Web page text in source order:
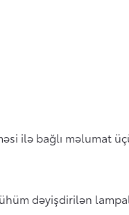
ilə bağlı məlumat
dəyişdirilən